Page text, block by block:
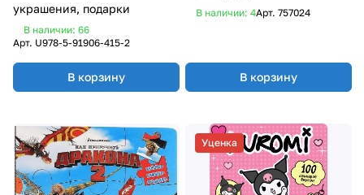
украшения, подарки
В наличии: 66
Арт. U978-5-91906-415-2
В корзину
В наличии: 4Арт. 757024
В корзину
Уценка